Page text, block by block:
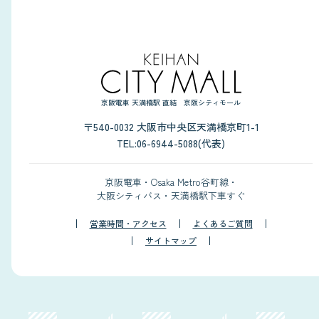
京阪電車 天満橋駅 直結 京阪シティモール
〒540-0032 大阪市中央区天満橋京町1-1
TEL:06-6944-5088(代表)
京阪電車・Osaka Metro谷町線・
大阪シティバス・天満橋駅下車すぐ
営業時間・アクセス
よくあるご質問
サイトマップ